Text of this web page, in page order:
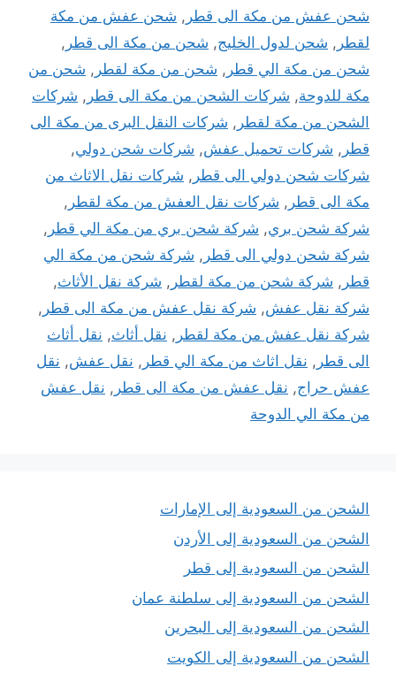
شحن عفش من مكة الى قطر , شحن عفش من مكة
لقطر , شحن لدول الخليج, شحن من مكة الى قطر ,
شحن من مكة الي قطر , شحن من مكة لقطر , شحن من
مكة للدوحة, شركات الشحن من مكة الى قطر , شركات
الشحن من مكة لقطر , شركات النقل البرى من مكة الى
قطر , شركات تحميل عفش, شركات شحن دولي,
شركات شحن دولي الى قطر , شركات نقل الاثاث من
مكة الى قطر , شركات نقل العفش من مكة لقطر ,
شركة شحن بري, شركة شحن بري من مكة الي قطر ,
شركة شحن دولي الى قطر , شركة شحن من مكة الي
قطر , شركة شحن من مكة لقطر , شركة نقل الأثاث,
شركة نقل عفش, شركة نقل عفش من مكة الى قطر ,
شركة نقل عفش من مكة لقطر , نقل أثاث, نقل أثاث
الى قطر , نقل اثاث من مكة الي قطر , نقل عفش, نقل
عفش حراج, نقل عفش من مكة الى قطر , نقل عفش
من مكة الي الدوحة
الشحن من السعودية إلى الإمارات
الشحن من السعودية إلى الأردن
الشحن من السعودية إلى قطر
الشحن من السعودية إلى سلطنة عمان
الشحن من السعودية إلى البحرين
الشحن من السعودية إلى الكويت